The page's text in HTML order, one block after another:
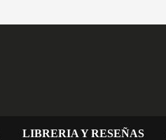
LIBRERIA Y RESEÑAS